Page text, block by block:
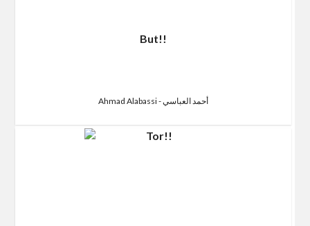
But!!
Ahmad Alabassi - أحمد العباسي